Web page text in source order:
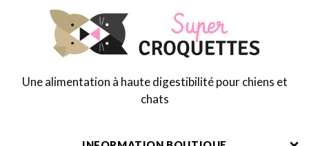
Une alimentation à haute digestibilité pour chiens et
chats